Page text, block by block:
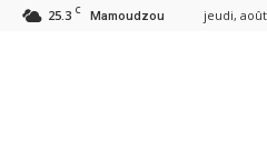
25.3 C Mamoudzou jeudi,